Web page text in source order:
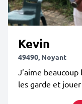
Kevin
49490, Noyant
J’aime
les garde et